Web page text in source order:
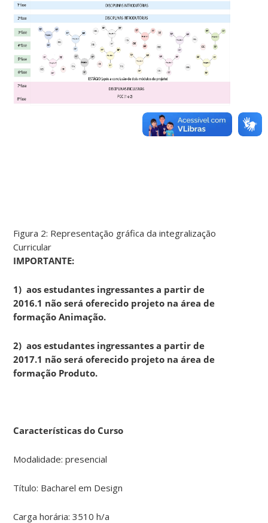
Figura 2: Representação gráfica da integralização
Curricular
IMPORTANTE:
1) aos estudantes ingressantes a partir de
2016.1 não será oferecido projeto na área de
formação Animação.
2) aos estudantes ingressantes a partir de
2017.1 não será oferecido projeto na área de
formação Produto.
Características do Curso
Modalidade: presencial
Título: Bacharel em Design
Carga horária: 3510 h/a